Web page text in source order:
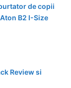
de copii
B2 I-Size
Review si